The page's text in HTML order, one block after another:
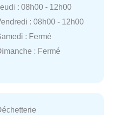
: 08h00 - 12h00
: 08h00 - 12h00
: Fermé
: Fermé